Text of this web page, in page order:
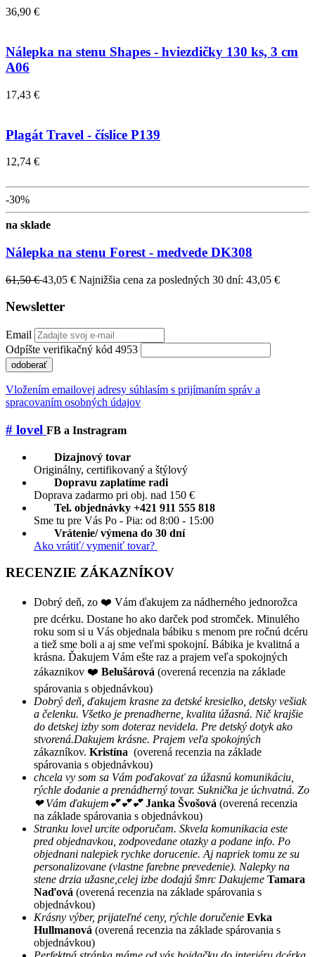
36,90 €
Nálepka na stenu Shapes - hviezdičky 130 ks, 3 cm
A06
17,43 €
Plagát Travel - číslice P139
12,74 €
-30%
na sklade
Nálepka na stenu Forest - medvede DK308
61,50 €43,05 € Najnižšia cena za posledných 30 dní: 43,05 €
Newsletter
Email
Odpíšte verifikačný kód 4953
odoberať
Vložením emailovej adresy súhlasím s prijímaním správ a
spracovaním osobných údajov
# lovel FB a Instragram
Dizajnový tovar
Originálny, certifikovaný a štýlový
Dopravu zaplatíme radi
Doprava zadarmo pri obj. nad 150 €
Tel. objednávky +421 911 555 818
Sme tu pre Vás Po - Pia: od 8:00 - 15:00
Vrátenie/ výmena do 30 dní
Ako vrátiť/ vymeniť tovar?
RECENZIE ZÁKAZNÍKOV
Dobrý deň, zo ❤️ Vám ďakujem za nádherného jednorožca
pre dcérku. Dostane ho ako darček pod stromček. Minulého
roku som si u Vás objednala bábiku s menom pre ročnú dcéru
a tiež sme boli a aj sme veľmi spokojní. Bábika je kvalitná a
krásna. Ďakujem Vám ešte raz a prajem veľa spokojných
zákaznikov ❤️ Belušárová (overená recenzia na základe
spárovania s objednávkou)
Dobrý deň, ďakujem krasne za detské kresielko, detsky vešiak
a čelenku. Všetko je prenadherne, kvalita úžasná. Nič krajšie
do detskej izby som doteraz nevidela. Pre detský dotyk ako
stvorená.Dakujem krásne. Prajem veľa spokojných
zákazníkov. Kristína (overená recenzia na základe
spárovania s objednávkou)
chcela vy som sa Vám poďakovať za úžasnú komunikáciu,
rýchle dodanie a prenádherný tovar. Suknička je úchvatná. Zo
❤ Vám ďakujem💕💕💕 Janka Švošová (overená recenzia
na základe spárovania s objednávkou)
Stranku lovel urcite odporučam. Skvela komunikacia este
pred objednavkou, zodpovedane otazky a podane info. Po
objednani nalepiek rychke dorucenie. Aj napriek tomu ze su
personalizovane (vlastne farebne prevedenie). Nalepky na
stene drzia užasne,celej izbe dodajú šmrc Dakujeme Tamara
Naďová (overená recenzia na základe spárovania s
objednávkou)
Krásny výber, prijateľné ceny, rýchle doručenie Evka
Hullmanová (overená recenzia na základe spárovania s
objednávkou)